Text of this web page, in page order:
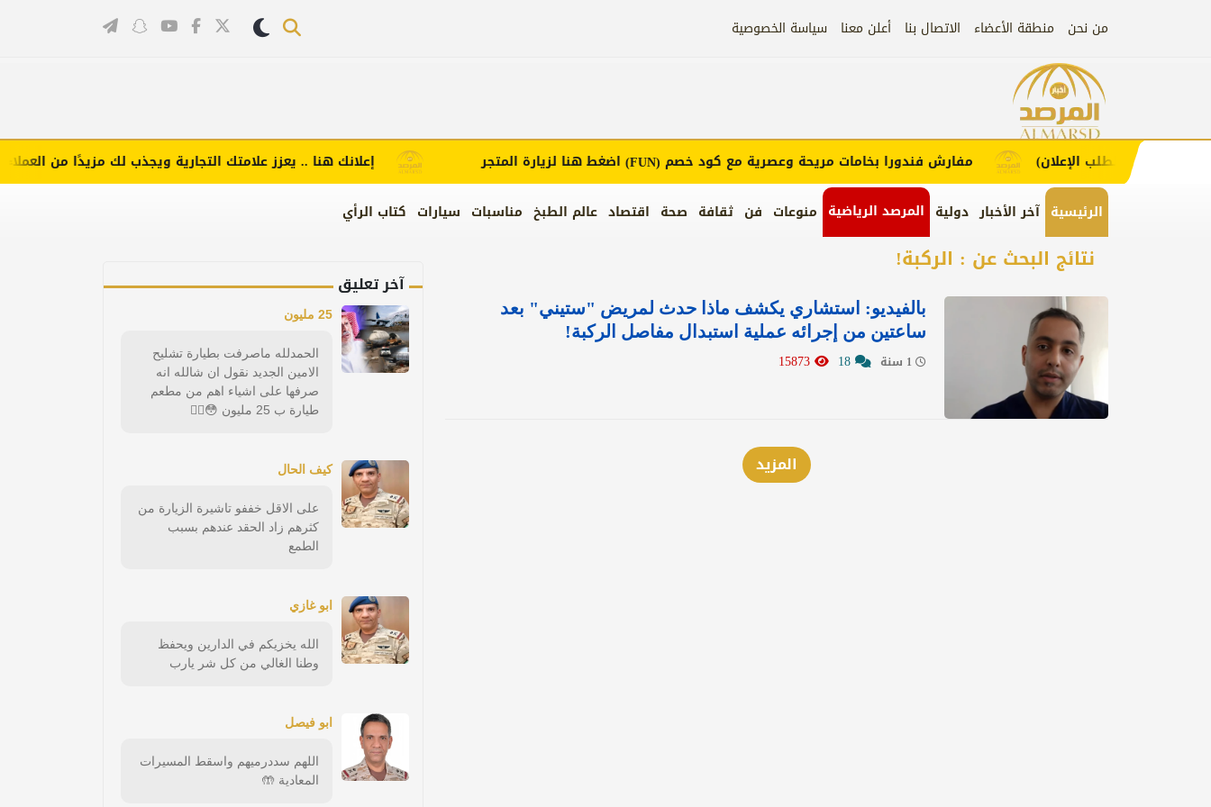
من نحن منطقة الأعضاء الاتصال بنا أعلن معنا سياسة الخصوصية
الرئيسية آخر الأخبار دولية المرصد الرياضية منوعات فن ثقافة صحة اقتصاد عالم الطبخ مناسبات سيارات كتاب الرأي
إعلانك هنا .. يعزز علامتك التجارية ويجذب لك مزيدًا من العملاء مفارش فندورا بخامات مريحة وعصرية مع كود خصم(FUN)اضغط هنا لزيارة المتجر (اضغط لطلب الإعلان)
نتائج البحث عن : الركبة!
بالفيديو: استشاري يكشف ماذا حدث لمريض "ستيني" بعد
ساعتين من إجرائه عملية استبدال مفاصل الركبة!
المزيد
آخر تعليق
25 مليون
الحمدلله ماصرفت بطيارة تشليح
الامين الجديد نقول ان شالله انه
صرفها على اشياء اهم من مطعم
طيارة ب 25 مليون 😳😵‍💫
كيف الحال
على الاقل خففو تاشيرة الزيارة من
كثرهم زاد الحقد عندهم بسبب
الطمع
ابو غازي
الله يخزيكم في الدارين ويحفظ
وطنا الغالي من كل شر يارب
ابو فيصل
اللهم سددرميهم واسقط المسيرات
المعادية 🤲